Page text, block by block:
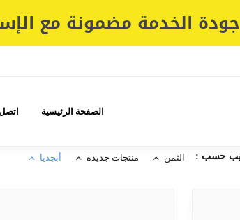
جودة الخدمة مضمونة مع
الصفحة الرئيسية اتصل
حسب : الثمن منتجات جديدة أبجديا